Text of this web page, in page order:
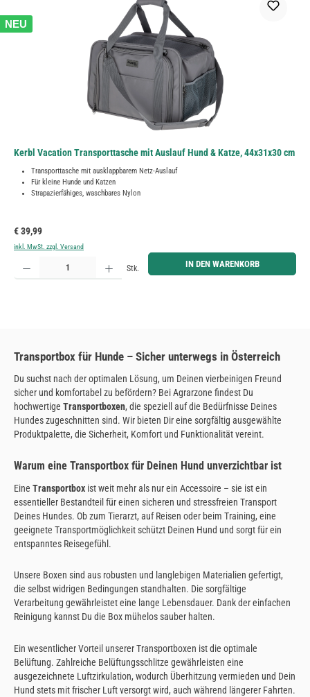
NEU
Kerbl Vacation Transporttasche mit Auslauf Hund & Katze, 44x31x30 cm
Transporttasche mit ausklappbarem Netz-Auslauf
Für kleine Hunde und Katzen
Strapazierfähiges, waschbares Nylon
Regulärer Preis:
€ 39,99
inkl. MwSt. zzgl. Versand
Produkt Anzahl: Gib den gewünschten Wert ein oder benutze die Schaltflächen um die Anzahl zu
Stk. IN DEN WARENKORB
Transportbox für Hunde – Sicher unterwegs in Österreich
Du suchst nach der optimalen Lösung, um Deinen vierbeinigen Freund
sicher und komfortabel zu befördern? Bei Agrarzone findest Du
hochwertige Transportboxen, die speziell auf die Bedürfnisse Deines
Hundes zugeschnitten sind. Wir bieten Dir eine sorgfältig ausgewählte
Produktpalette, die Sicherheit, Komfort und Funktionalität vereint.
Warum eine Transportbox für Deinen Hund unverzichtbar ist
Eine Transportbox ist weit mehr als nur ein Accessoire – sie ist ein
essentieller Bestandteil für einen sicheren und stressfreien Transport
Deines Hundes. Ob zum Tierarzt, auf Reisen oder beim Training, eine
geeignete Transportmöglichkeit schützt Deinen Hund und sorgt für ein
entspanntes Reisegefühl.
Unsere Boxen sind aus robusten und langlebigen Materialien gefertigt,
die selbst widrigen Bedingungen standhalten. Die sorgfältige
Verarbeitung gewährleistet eine lange Lebensdauer. Dank der einfachen
Reinigung kannst Du die Box mühelos sauber halten.
Ein wesentlicher Vorteil unserer Transportboxen ist die optimale
Belüftung. Zahlreiche Belüftungsschlitze gewährleisten eine
ausgezeichnete Luftzirkulation, wodurch Überhitzung vermieden und Dein
Hund stets mit frischer Luft versorgt wird, auch während längerer Fahrten.